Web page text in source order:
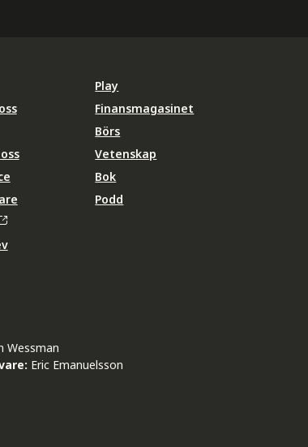
Play
Finansmagasinet
Börs
Vetenskap
Bok
Podd
Wessman
Eric Emanuelsson